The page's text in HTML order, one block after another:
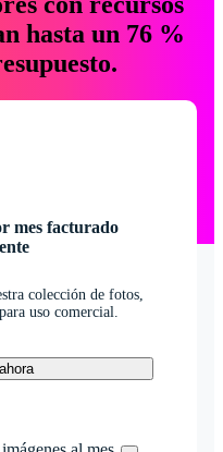
hasta un 76 %
mes facturado
colección de fotos,
uso comercial.